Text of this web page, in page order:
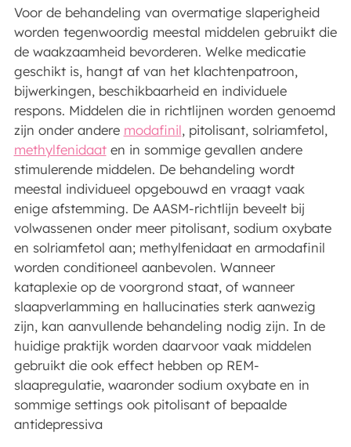
Voor de behandeling van overmatige slaperigheid
worden tegenwoordig meestal middelen gebruikt die
de waakzaamheid bevorderen. Welke medicatie
geschikt is, hangt af van het klachtenpatroon,
bijwerkingen, beschikbaarheid en individuele
respons. Middelen die in richtlijnen worden genoemd
zijn onder andere modafinil, pitolisant, solriamfetol,
methylfenidaaten in sommige gevallen andere
stimulerende middelen. De behandeling wordt
meestal individueel opgebouwd en vraagt vaak
enige afstemming. De AASM-richtlijn beveelt bij
volwassenen onder meer pitolisant, sodium oxybate
en solriamfetol aan; methylfenidaat en armodafinil
worden conditioneel aanbevolen. Wanneer
kataplexie op de voorgrond staat, of wanneer
slaapverlamming en hallucinaties sterk aanwezig
zijn, kan aanvullende behandeling nodig zijn. In de
huidige praktijk worden daarvoor vaak middelen
gebruikt die ook effect hebben op REM-
slaapregulatie, waaronder sodium oxybate en in
sommige settings ook pitolisant of bepaalde
antidepressiva